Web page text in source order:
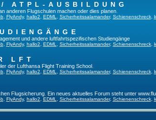
ATPL-AUSBILDUNG
anderen Flugschulen machen oder dies planen.
, FlyAndy, hallo2 EDML Sicherheitssalamander, Schienenschreck,
und andere luftfahrtspezifischen Studiengänge
, FlyAndy, hallo2 EDML Sicherheitssalamander, Schienenschreck,
LFT
der Lufthansa Flight Training School.
, FlyAndy, hallo2 EDML Sicherheitssalamander, Schienenschreck,
Flugsicherung. Ein neues aktuelles Forum steht unter
, FlyAndy, hallo2 EDML Sicherheitssalamander, Schienenschreck,